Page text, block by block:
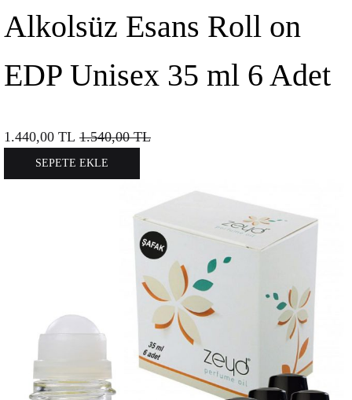
Alkolsüz Esans Roll on
EDP Unisex 35 ml 6 Adet
1.440,00 TL 1.540,00TL
SEPETE EKLE